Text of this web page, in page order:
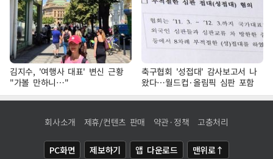
김지수, '여행사 대표' 변신 근황
"가볼 만하니…"
축구협회 '성접대' 감사보고서 나
왔다…월드컵·올림픽 심판 포함
회사소개 제휴/컨텐츠 판매 약관·정책 고충처리
PC화면 제보하기 앱 다운로드 맨위로↑